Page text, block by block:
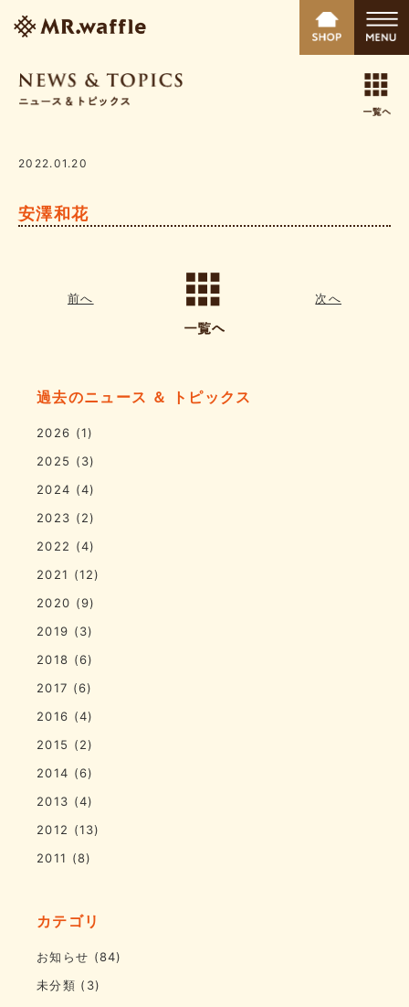
2022.01.20
安澤和花
前へ 次へ
過去のニュース ＆ トピックス
2026 (1)
2025 (3)
2024 (4)
2023 (2)
2022 (4)
2021 (12)
2020 (9)
2019 (3)
2018 (6)
2017 (6)
2016 (4)
2015 (2)
2014 (6)
2013 (4)
2012 (13)
2011 (8)
カテゴリ
お知らせ (84)
未分類 (3)